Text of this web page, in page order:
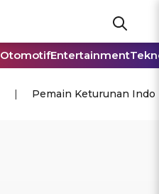
OtomotifEntertainment
Pemain Keturunan